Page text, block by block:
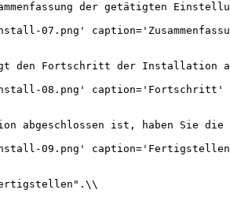
der getätigten
07.png'
den Fortschritt der Installation
Install-08.png'
abgeschlossen ist, haben Sie
Install-09.png'